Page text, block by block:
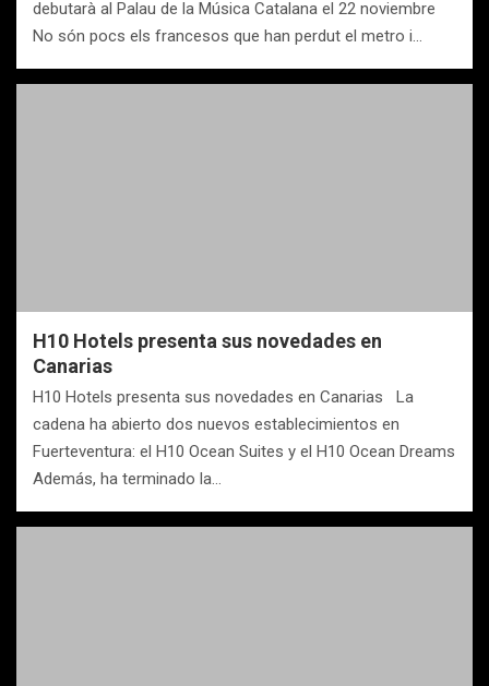
debutarà al Palau de la Música Catalana el 22 noviembre
No són pocs els francesos que han perdut el metro i…
H10 Hotels presenta sus novedades en
Canarias
H10 Hotels presenta sus novedades en Canarias La
cadena ha abierto dos nuevos establecimientos en
Fuerteventura: el H10 Ocean Suites y el H10 Ocean Dreams
Además, ha terminado la…